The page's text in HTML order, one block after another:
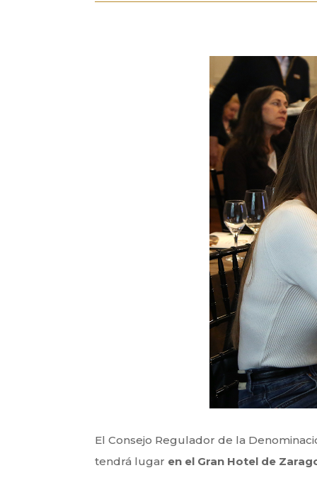
El Consejo Regulador de la
tendrá lugar en el Gran Hotel de